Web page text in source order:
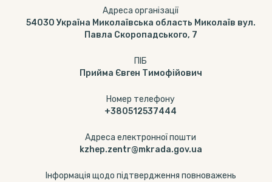
Адреса організації
54030 Україна Миколаївська область Миколаїв вул.
Павла Скоропадського, 7
ПІБ
Прийма Євген Тимофійович
Номер телефону
+380512537444
Адреса електронної пошти
kzhep.zentr@mkrada.gov.ua
Інформація щодо підтвердження повноважень